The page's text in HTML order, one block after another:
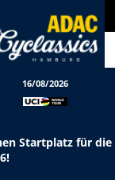
16/08/2026
Startplatz für die